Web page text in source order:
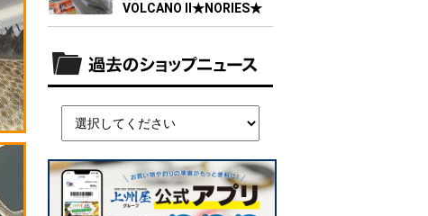
VOLCANO II★NORIES★